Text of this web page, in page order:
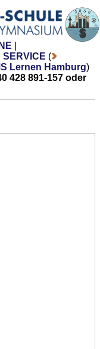
SERVICE (
Lernen Hamburg)
428 891-157 oder